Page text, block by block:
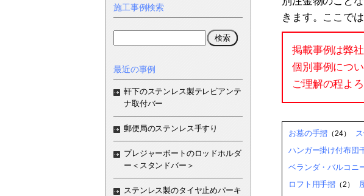
きます。ここで
掲載事例は弊
個別事例につ
ご理解の程よ
お墓の手摺 （24）
ハンガー掛け付布団
ベランダ・バルコニ
ロフト用手摺 （2）
施工事例検索
最近の事例
軒下のステンレス製テレビアンテ
ナ取付バー
郵便局のステンレス手すり
プレジャーボートのロッドホルダ
ー＜スタンドバー＞
ステンレス製のタイヤ止めパーキ